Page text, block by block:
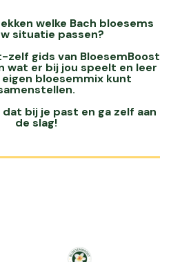
welke Bach bloesems
situatie passen?
gids van BloesemBoost
wat er bij jou speelt en leer
eigen bloesemmix kunt
bij je past en ga zelf aan
de slag!